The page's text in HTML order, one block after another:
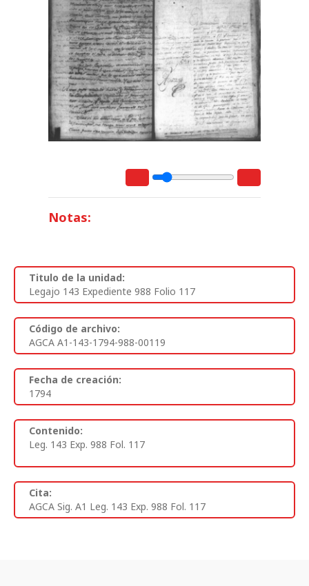
Notas:
Titulo de la unidad:
Legajo 143 Expediente 988 Folio 117
Código de archivo:
AGCA A1-143-1794-988-00119
Fecha de creación:
1794
Contenido:
Leg. 143 Exp. 988 Fol. 117
Cita:
AGCA Sig. A1 Leg. 143 Exp. 988 Fol. 117